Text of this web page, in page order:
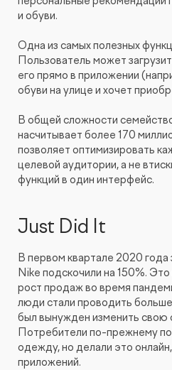
и обуви.
Одна из самых полезных
Пользователь может
его прямо в приложении
обуви на улице и хочет
В общей сложности
насчитывает более 170
позволяет оптимизировать
целевой аудитории, а не
функций в один интерфейс.
Just Did It
В первом квартале 2020 года
Nike подскочили на 150%.
рост продаж во время
люди стали проводить
был вынужден изменить свою
Потребители по-прежнему
одежду, но делали это
приложений.